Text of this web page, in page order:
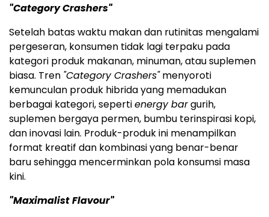
"Category Crashers"
Setelah batas waktu makan dan rutinitas mengalami
pergeseran, konsumen tidak lagi terpaku pada
kategori produk makanan, minuman, atau suplemen
biasa. Tren "Category Crashers"menyoroti
kemunculan produk hibrida yang memadukan
berbagai kategori, sepertienergy bargurih,
suplemen bergaya permen, bumbu terinspirasi kopi,
dan inovasi lain. Produk-produk ini menampilkan
format kreatif dan kombinasi yang benar-benar
baru sehingga mencerminkan pola konsumsi masa
kini.
"Maximalist Flavour"